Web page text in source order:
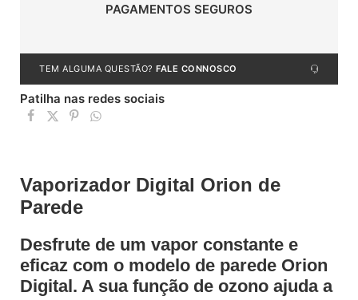
PAGAMENTOS SEGUROS
TEM ALGUMA QUESTÃO? FALE CONNOSCO
Patilha nas redes sociais
Vaporizador Digital Orion de
Parede
Desfrute de um vapor constante e
eficaz com o modelo de parede Orion
Digital. A sua função de ozono ajuda a